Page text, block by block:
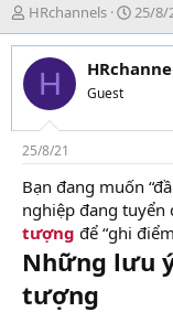
T
h
r
e
d
s
t
a
r
t
e
HRchannels
N
g
à
y
i
25/8/
H Guest
25/8/21
Bạn đang muốn
nghiệp đang tuyển
tượng để “ghi
Những lưu
tượng